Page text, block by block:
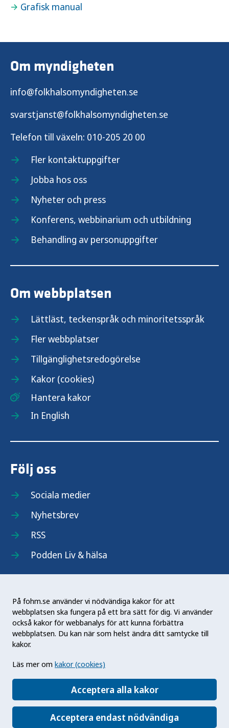
På fohm.se använder vi nödvändiga kakor för att
webbplatsen ska fungera på ett bra sätt för dig. Vi använder
också kakor för webbanalys för att kunna förbättra
webbplatsen. Du kan när som helst ändra ditt samtycke till
kakor.
Läs mer om kakor (cookies)
Acceptera alla kakor
Acceptera endast nödvändiga
Grafisk manual
Om myndigheten
info@folkhalsomyndigheten.se
svarstjanst@folkhalsomyndigheten.se
Telefon till växeln: 010-205 20 00
Fler kontaktuppgifter
Jobba hos oss
Nyheter och press
Konferens, webbinarium och utbildning
Behandling av personuppgifter
Om webbplatsen
Lättläst, teckenspråk och minoritetsspråk
Fler webbplatser
Tillgänglighetsredogörelse
Kakor (cookies)
Hantera kakor
In English
Följ oss
Sociala medier
Nyhetsbrev
RSS
Podden Liv & hälsa
Folkhälsomyndigheten (Fohm) är en nationell
kunskapsmyndighet som arbetar för en bättre
folkhälsa. Det gör myndigheten genom att
främja hälsa, förebygga ohälsa och skydda mot
hälsohot. Vår vision är en folkhälsa som stärker
samhällets utveckling.